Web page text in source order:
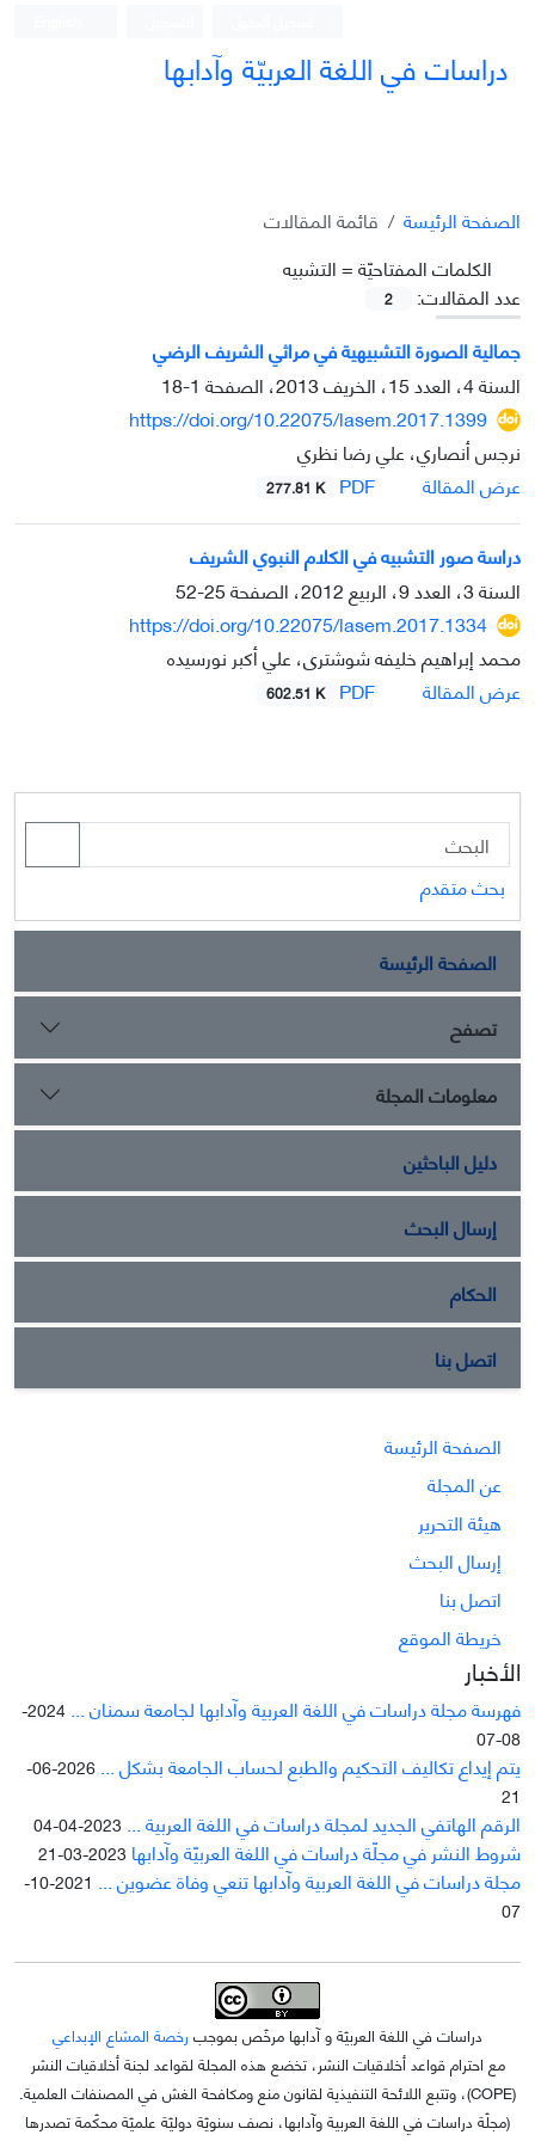
دراسات في اللغة العربيّة وآدابها
الصفحة الرئيسة
قائمة المقالات
الکلمات المفتاحيّة =التشبيه
عدد المقالات:
2
جمالية الصورة التشبيهية في مراثي الشريف الرضي
السنة 4، العدد 15، الخريف 2013، الصفحة
1-18
https://doi.org/10.22075/lasem.2017.1399
نرجس أنصاري، علي رضا نظري
عرض المقالة
277.81 K
دراسة صور التشبيه في الكلام النبوي الشريف
السنة 3، العدد 9، الربيع 2012، الصفحة
25-52
https://doi.org/10.22075/lasem.2017.1334
محمد إبراهیم خلیفه شوشتری، علي أكبر نورسیده
عرض المقالة
602.51 K
بحث متقدم
الصفحة الرئيسة
تصفح
معلومات المجلة
دليل الباحثين
إرسال البحث
الحكام
اتصل بنا
الصفحة الرئيسة
عن المجلة
هيئة التحرير
إرسال البحث
اتصل بنا
خريطة الموقع
الأخبار
فهرسة مجلة دراسات في اللغة العربية وآدابها لجامعة سمنان ...
2024-
08-07
يتم إيداع تکاليف التحکيم والطبع لحساب الجامعة بشکل ...
2026-06-
21
الرقم الهاتفي الجديد لمجلة دراسات في اللغة العربية ... 2023-04-04
شروط النشر في مجلّة دراسات في اللغة العربيّة وآدابها 2023-03-21
مجلة دراسات في اللغة العربية وآدابها تنعي وفاة عضوين ...
2021-10-
07
دراسات في اللغة العربيّة و آدابها مرخّص بموجب رخصة المشاع الإبداعي
مع احترام قواعد أخلاقيات النشر، تخضع هذه المجلة لقواعد لجنة أخلاقيات النشر
(COPE)، وتتبع اللائحة التنفيذية لقانون منع ومكافحة الغش في المصنفات العلمية.
(مجلّة دراسات في اللغة العربية وآدابها، نصف سنويّة دوليّة علميّة محکّمة تصدرها